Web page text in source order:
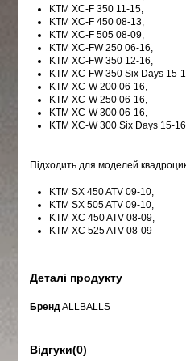
KTM XC-F 350 11-15,
KTM XC-F 450 08-13,
KTM XC-F 505 08-09,
KTM XC-FW 250 06-16,
KTM XC-FW 350 12-16,
KTM XC-FW 350 Six Days 15-
KTM XC-W 200 06-16,
KTM XC-W 250 06-16,
KTM XC-W 300 06-16,
KTM XC-W 300 Six Days 15-16
Підходить для моделей
KTM SX 450 ATV 09-10,
KTM SX 505 ATV 09-10,
KTM XC 450 ATV 08-09,
KTM XC 525 ATV 08-09
Деталі продукту
БрендALLBALLS
Відгуки(0)